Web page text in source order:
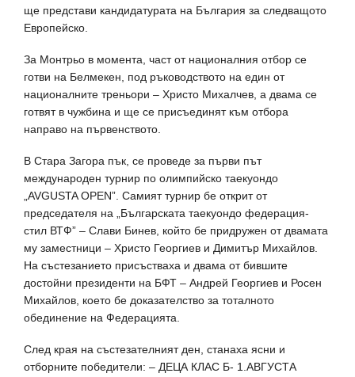
ще представи кандидатурата на България за следващото
Европейско.
За Монтрьо в момента, част от националния отбор се
готви на Белмекен, под ръководството на един от
националните треньори – Христо Михалчев, а двама се
готвят в чужбина и ще се присъединят към отбора
направо на първенството.
В Стара Загора пък, се проведе за първи път
международен турнир по олимпийско таекуондо
„AVGUSTA OPEN”. Самият турнир бе открит от
председателя на „Българската таекуондо федерация-
стил ВТФ” – Слави Бинев, който бе придружен от двамата
му заместници – Христо Георгиев и Димитър Михайлов.
На състезанието присъстваха и двама от бившите
достойни президенти на БФТ – Андрей Георгиев и Росен
Михайлов, което бе доказателство за тоталното
обединение на Федерацията.
След края на състезателният ден, станаха ясни и
отборните победители: – ДЕЦА КЛАС Б- 1.АВГУСТА